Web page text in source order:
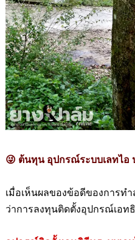
😜 ต้นทุน อุปกรณ์ระบบเลทไอ
เมื่อเห็นผลของข้อดีของการท
ว่าการลงทุนติดตั้งอุปกรณ์เอท